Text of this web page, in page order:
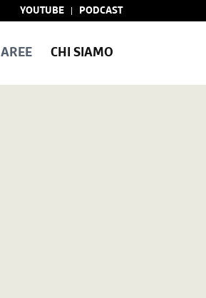
YOUTUBE PODCAST
AREE CHI SIAMO